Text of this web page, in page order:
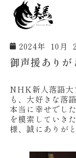
2024年 10月
御声援あり
NHK新人落語大
も、大好きな落
本当に幸せでし
を模索していき
様、誠にありが